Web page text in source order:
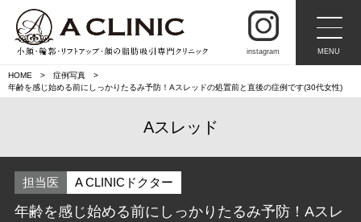
instagram MENU
HOME
症例写真
年齢を感じ始める前にしっかりたるみ予防！Aスレッドの処置前と直後の症例です(30代女性)
Aスレッド
担当医 A CLINICドクター
年齢を感じ始める前にしっかりたるみ予防！Aスレ